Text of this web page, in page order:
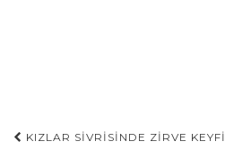
Gönderi
KIZLAR SIVRISINDE ZIRVE KEYFI